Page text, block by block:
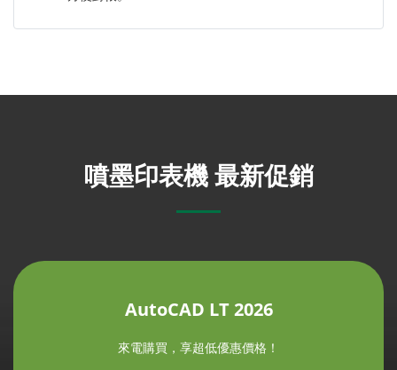
噴墨印表機 最新促銷
AutoCAD LT 2026
來電購買，享超低優惠價格！